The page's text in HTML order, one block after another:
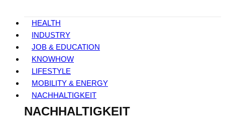
HEALTH
INDUSTRY
JOB & EDUCATION
KNOWHOW
LIFESTYLE
MOBILITY & ENERGY
NACHHALTIGKEIT
NACHHALTIGKEIT